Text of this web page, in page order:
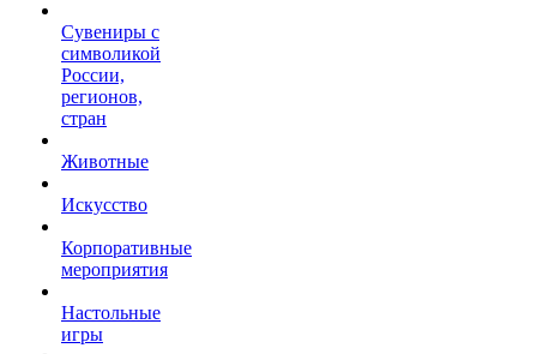
Сувениры с
символикой
России,
регионов,
стран
Животные
Искусство
Корпоративные
мероприятия
Настольные
игры